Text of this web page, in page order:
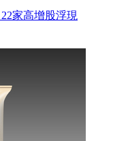
家高增股浮現